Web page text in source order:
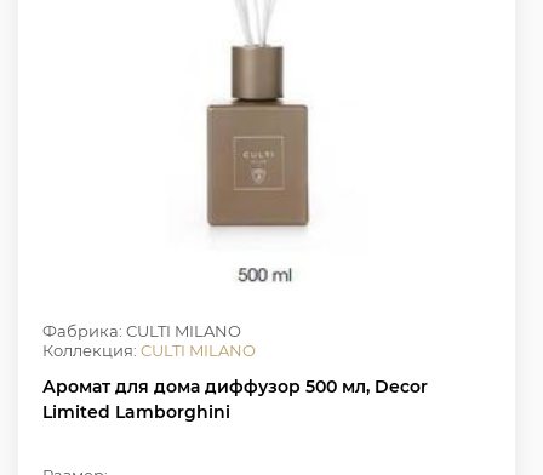
Фабрика: CULTI MILANO
Коллекция: CULTI MILANO
Аромат для дома диффузор 500 мл, Decor
Limited Lamborghini